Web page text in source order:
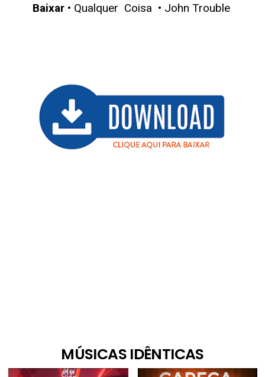
Baixar• Qualquer Coisa • John Trouble
MÚSICAS IDÊNTICAS